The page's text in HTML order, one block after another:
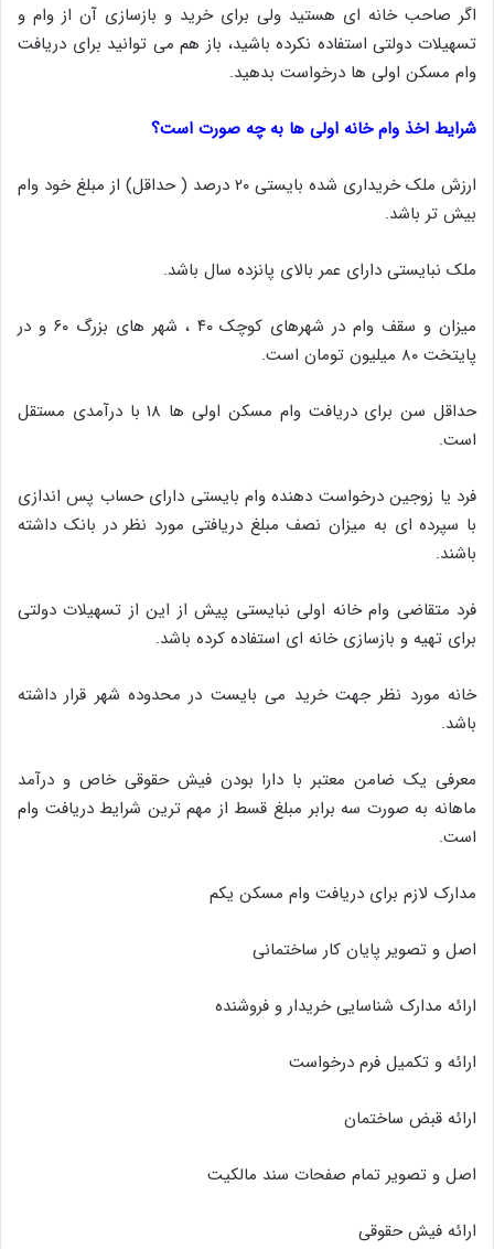
اگر صاحب خانه ای هستید ولی برای خرید و بازسازی آن از وام و
تسهیلات دولتی استفاده نکرده باشید، باز هم می توانید برای دریافت
وام مسکن اولی ها درخواست بدهید.
شرایط اخذ وام خانه اولی ها به چه صورت است؟
ارزش ملک خریداری شده بایستی ۲۰ درصد ( حداقل) از مبلغ خود وام
بیش تر باشد.
ملک نبایستی دارای عمر بالای پانزده سال باشد.
میزان و سقف وام در شهرهای کوچک ۴۰ ، شهر های بزرگ ۶۰ و در
پایتخت ۸۰ میلیون تومان است.
حداقل سن برای دریافت وام مسکن اولی ها ۱۸ با درآمدی مستقل
است.
فرد یا زوجین درخواست دهنده وام بایستی دارای حساب پس اندازی
با سپرده ای به میزان نصف مبلغ دریافتی مورد نظر در بانک داشته
باشند.
فرد متقاضی وام خانه اولی نبایستی پیش از این از تسهیلات دولتی
برای تهیه و بازسازی خانه ای استفاده کرده باشد.
خانه مورد نظر جهت خرید می بایست در محدوده شهر قرار داشته
باشد.
معرفی یک ضامن معتبر با دارا بودن فیش حقوقی خاص و درآمد
ماهانه به صورت سه برابر مبلغ قسط از مهم ترین شرایط دریافت وام
است.
مدارک لازم برای دریافت وام مسکن یکم
اصل و تصویر پایان کار ساختمانی
ارائه مدارک شناسایی خریدار و فروشنده
ارائه و تکمیل فرم درخواست
ارائه قبض ساختمان
اصل و تصویر تمام صفحات سند مالکیت
ارائه فیش حقوقی